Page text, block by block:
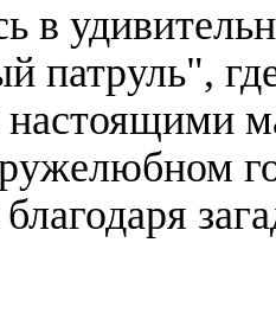
в
патруль",
настоящими